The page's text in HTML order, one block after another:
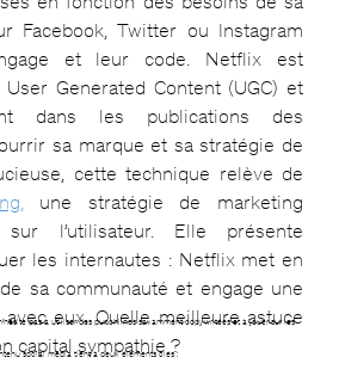
Facebook, Twitter ou Instagram
et leur code. Netflix est
Generated Content (UGC) et
dans les publications des
sa marque et sa stratégie de
cette technique relève de
une stratégie de marketing
l’utilisateur. Elle présente
les internautes : Netflix met en
sa communauté et engage une
eux. Quelle meilleure astuce
capital sympathie ?
pas à utiliser des punchlines savamment copywritées et à jouer sur les
social media tient à deux éléments clés :